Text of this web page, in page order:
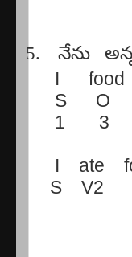
5. నేను
I
food
S
O
1
3
I ate
S
V2